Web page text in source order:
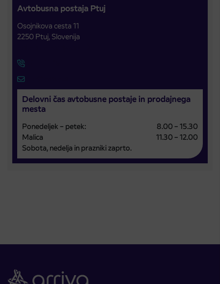
Avtobusna postaja Ptuj
Osojnikova cesta 11
2250 Ptuj, Slovenija
02 77 11 491
Delovni čas avtobusne postaje in prodajnega
mesta
Ponedeljek – petek:
8.00 – 15.30
Malica
11.30 – 12.00
Sobota, nedelja in prazniki zaprto.